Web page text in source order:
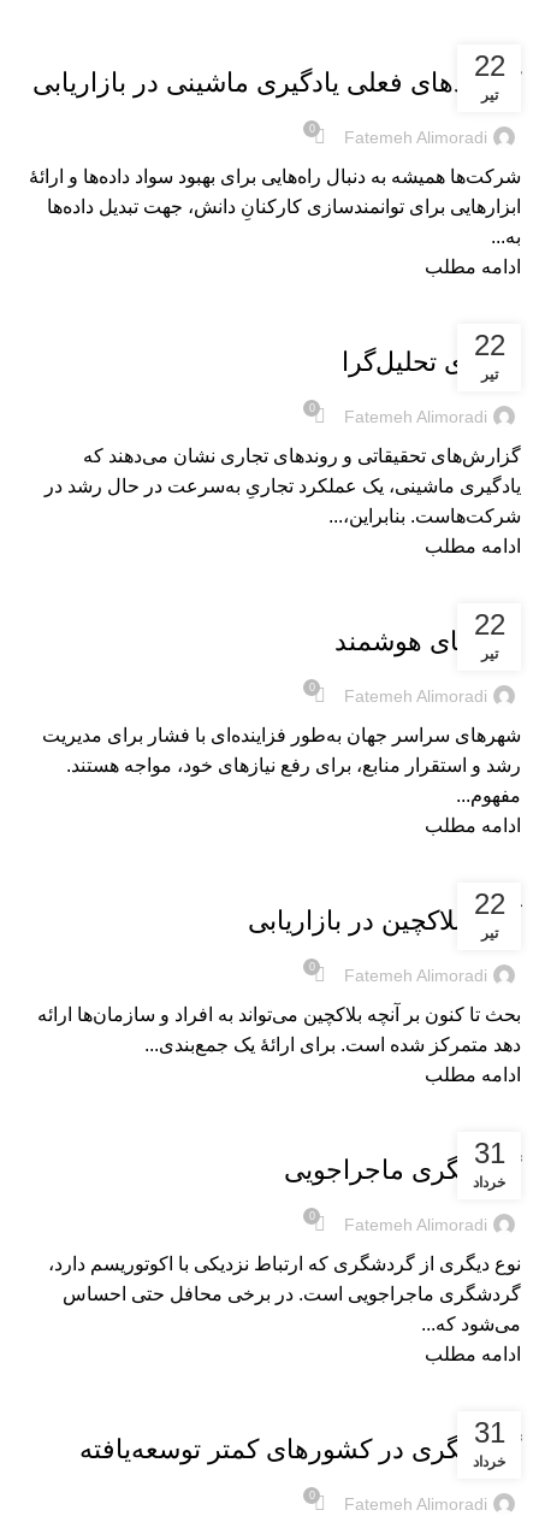
22
تیر
کاربردهای فعلی یادگیری ماشینی در بازاریابی
Fatemeh Alimoradi
0
شرکت‌ها همیشه به دنبال راه‌هایی برای بهبود سواد داده‌ها و ارائۀ
ابزارهایی برای توانمندسازی کارکنانِ دانش، جهت تبدیل داده‌ها
به...
ادامه مطلب
22
تیر
فناوری تحلیل‌گرا
Fatemeh Alimoradi
0
گزارش‌های تحقیقاتی و روندهای تجاری نشان می‌دهند که
یادگیری ماشینی، یک عملکرد تجاریِ به‌سرعت در حال رشد در
شرکت‌هاست. بنابراین،...
ادامه مطلب
22
تیر
شهرهای هوشمند
Fatemeh Alimoradi
0
شهرهای سراسر جهان به‌طور فزاینده‌ای با فشار برای مدیریت
رشد و استقرار منابع، برای رفع نیازهای خود، مواجه هستند.
مفهوم...
ادامه مطلب
22
تیر
آیندۀ بلاکچین در بازاریابی
Fatemeh Alimoradi
0
بحث تا کنون بر آنچه بلاکچین می‌تواند به افراد و سازمان‌ها ارائه
دهد متمرکز شده است. برای ارائۀ یک جمع‌بندی...
ادامه مطلب
31
خرداد
گردشگری ماجراجویی
Fatemeh Alimoradi
0
نوع دیگری از گردشگری که ارتباط نزدیکی با اکوتوریسم دارد،
گردشگری ماجراجویی است. در برخی محافل حتی احساس
می‌شود که...
ادامه مطلب
31
خرداد
گردشگری در کشورهای کمتر توسعه‌یافته
Fatemeh Alimoradi
0